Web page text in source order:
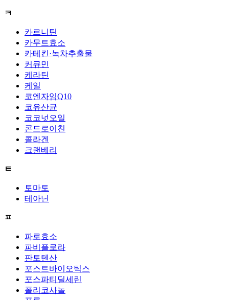
ㅋ
카르니틴
카무트효소
카테킨·녹차추출물
커큐민
케라틴
케일
코엔자임Q10
코유산균
코코넛오일
콘드로이친
콜라겐
크랜베리
ㅌ
토마토
테아닌
ㅍ
파로효소
파비플로라
판토텐산
포스트바이오틱스
포스파티딜세린
폴리코사놀